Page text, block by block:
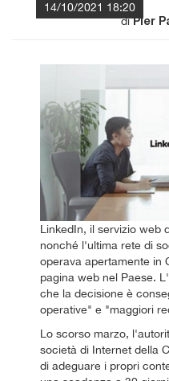
14/10/2021 18:20
diPier
LinkedIn, il servizio web
nonché l'ultima rete di
operava apertamente in
pagina web nel Paese.
che la decisione è
operative" e "maggiori
Lo scorso marzo,
società di Internet della
di adeguare i propri